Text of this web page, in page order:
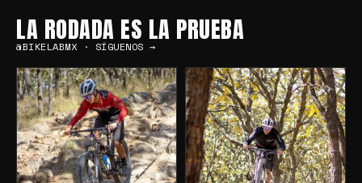
LA RODADA ES LA PRUEBA
@BIKELABMX · SÍGUENOS →